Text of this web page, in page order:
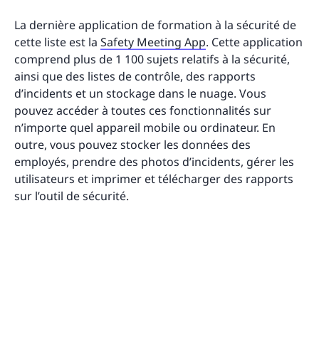
La dernière application de formation à la sécurité de
cette liste est la Safety Meeting App. Cette application
comprend plus de 1 100 sujets relatifs à la sécurité,
ainsi que des listes de contrôle, des rapports
d’incidents et un stockage dans le nuage. Vous
pouvez accéder à toutes ces fonctionnalités sur
n’importe quel appareil mobile ou ordinateur. En
outre, vous pouvez stocker les données des
employés, prendre des photos d’incidents, gérer les
utilisateurs et imprimer et télécharger des rapports
sur l’outil de sécurité.